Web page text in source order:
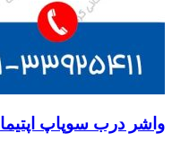
واشر درب سوپاپ اپتیما